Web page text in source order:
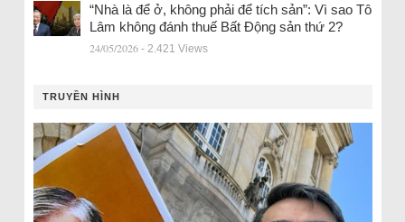
“Nhà là để ở, không phải để tích sản”: Vì sao Tô
Lâm không đánh thuế Bất Động sản thứ 2?
24/05/2026 - 2.421 Views
TRUYỀN HÌNH